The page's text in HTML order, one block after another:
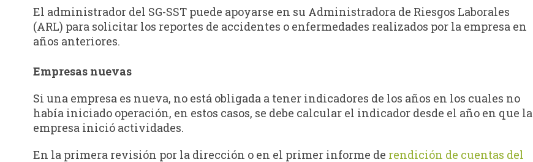
El administrador del SG-SST puede apoyarse en su Administradora de Riesgos Laborales
(ARL) para solicitar los reportes de accidentes o enfermedades realizados por la empresa en
años anteriores.
Empresas nuevas
Si una empresa es nueva, no está obligada a tener indicadores de los años en los cuales no
había iniciado operación, en estos casos, se debe calcular el indicador desde el año en que la
empresa inició actividades.
En la primera revisión por la dirección o en el primer informe de rendición de cuentas del